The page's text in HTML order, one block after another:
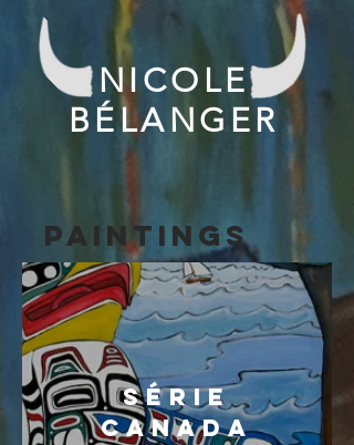
NICOLE
BÉLANGER
PAINTINGS
série
canada